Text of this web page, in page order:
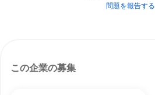
問題を報告する
この企業の募集